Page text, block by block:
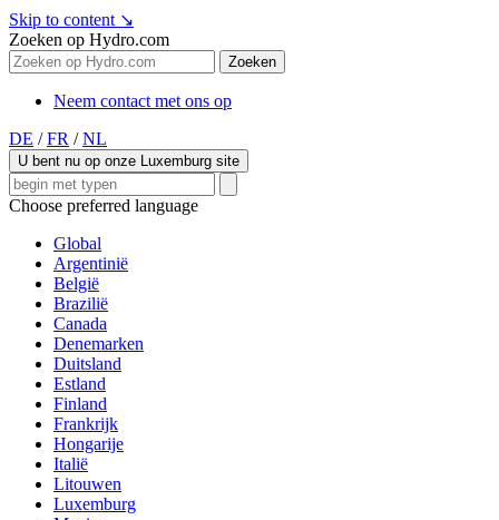
Skip to content ↘
Zoeken op Hydro.com
Zoeken
Neem contact met ons op
DE / FR / NL
U bent nu op onze Luxemburg site
Choose preferred language
Global
Argentinië
België
Brazilië
Canada
Denemarken
Duitsland
Estland
Finland
Frankrijk
Hongarije
Italië
Litouwen
Luxemburg